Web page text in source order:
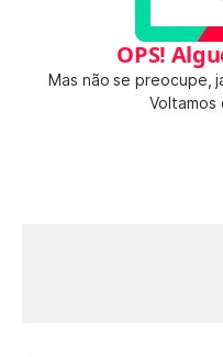
OPS!
Mas não se preocupe,
Voltamos